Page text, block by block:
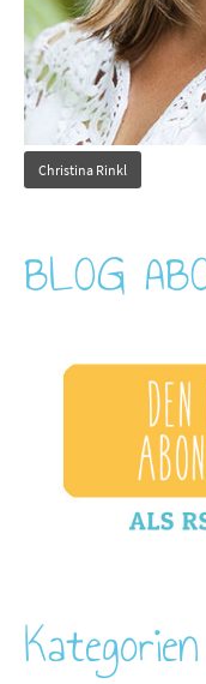
Christina Rinkl
BLOG
Kategorien